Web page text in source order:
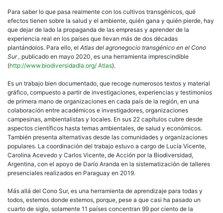
Para saber lo que pasa realmente con los cultivos transgénicos, qué
efectos tienen sobre la salud y el ambiente, quién gana y quién pierde, hay
que dejar de lado la propaganda de las empresas y aprender de la
experiencia real en los países que llevan más de dos décadas
plantándolos. Para ello, el Atlas del agronegocio transgénico en el Cono
Sur , publicado en mayo 2020, es una herramienta imprescindible
(http://www.biodiversidadla.org/ Atlas).
Es un trabajo bien documentado, que recoge numerosos textos y material
gráfico, compuesto a partir de investigaciones, experiencias y testimonios
de primera mano de organizaciones en cada país de la región, en una
colaboración entre académicos e investigadores, organizaciones
campesinas, ambientalistas y locales. En sus 22 capítulos cubre desde
aspectos científicos hasta temas ambientales, de salud y económicos.
También presenta alternativas desde las comunidades y organizaciones
populares. La coordinación del trabajo estuvo a cargo de Lucía Vicente,
Carolina Acevedo y Carlos Vicente, de Acción por la Biodiversidad,
Argentina, con el apoyo de Darío Aranda en la sistematización de talleres
presenciales realizados en Paraguay en 2019.
Más allá del Cono Sur, es una herramienta de aprendizaje para todas y
todos, estemos donde estemos, porque, pese a que casi ha pasado un
cuarto de siglo, solamente 11 países concentran 99 por ciento de la